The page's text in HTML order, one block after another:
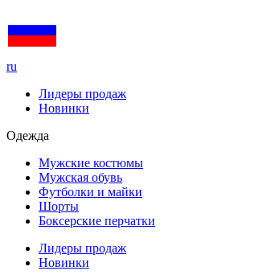
ru
Лидеры продаж
Новинки
Одежда
Мужские костюмы
Мужская обувь
Футболки и майки
Шорты
Боксерские перчатки
Лидеры продаж
Новинки